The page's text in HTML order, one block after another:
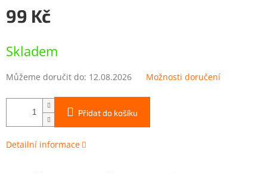
99 Kč
cena:
Skladem
Můžeme doručit do: 12.08.2026 Možnosti doručení
Přidat do košíku
Detailní informace